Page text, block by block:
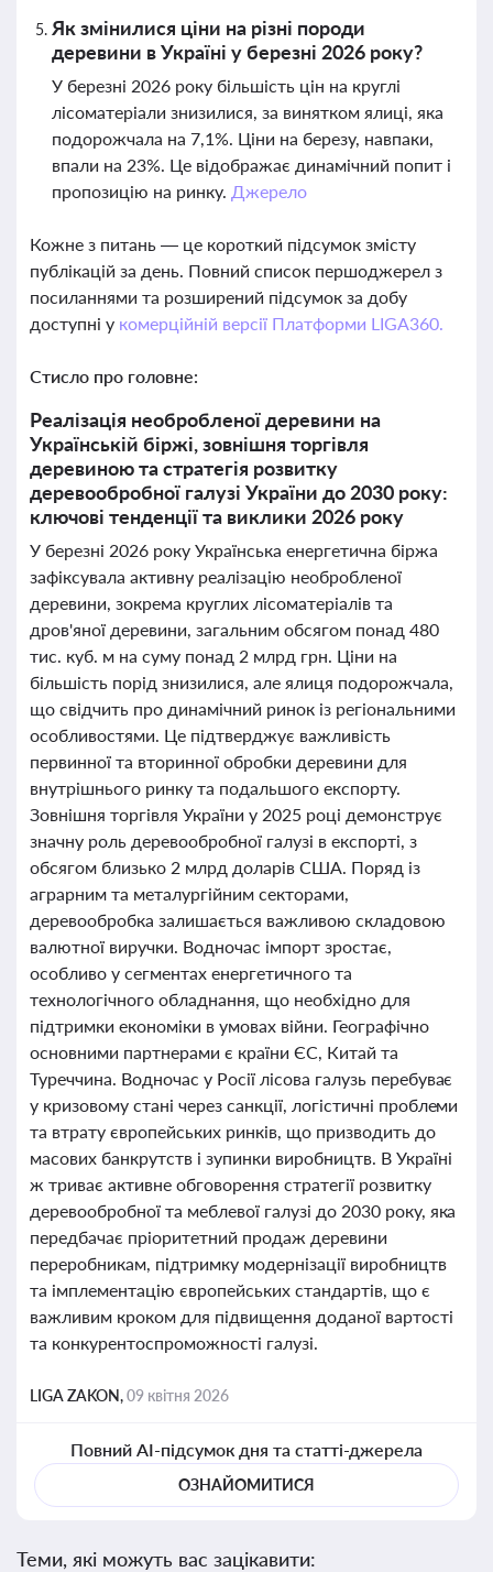
Як змінилися ціни на різні породи
деревини в Україні у березні 2026 року?
У березні 2026 року більшість цін на круглі
лісоматеріали знизилися, за винятком ялиці, яка
подорожчала на 7,1%. Ціни на березу, навпаки,
впали на 23%. Це відображає динамічний попит і
пропозицію на ринку. Джерело
Кожне з питань — це короткий підсумок змісту
публікацій за день. Повний список першоджерел з
посиланнями та розширений підсумок за добу
доступні у комерційній версії Платформи LIGA360.
Стисло про головне:
Реалізація необробленої деревини на
Українській біржі, зовнішня торгівля
деревиною та стратегія розвитку
деревообробної галузі України до 2030 року:
ключові тенденції та виклики 2026 року
У березні 2026 року Українська енергетична біржа
зафіксувала активну реалізацію необробленої
деревини, зокрема круглих лісоматеріалів та
дров'яної деревини, загальним обсягом понад 480
тис. куб. м на суму понад 2 млрд грн. Ціни на
більшість порід знизилися, але ялиця подорожчала,
що свідчить про динамічний ринок із регіональними
особливостями. Це підтверджує важливість
первинної та вторинної обробки деревини для
внутрішнього ринку та подальшого експорту.
Зовнішня торгівля України у 2025 році демонструє
значну роль деревообробної галузі в експорті, з
обсягом близько 2 млрд доларів США. Поряд із
аграрним та металургійним секторами,
деревообробка залишається важливою складовою
валютної виручки. Водночас імпорт зростає,
особливо у сегментах енергетичного та
технологічного обладнання, що необхідно для
підтримки економіки в умовах війни. Географічно
основними партнерами є країни ЄС, Китай та
Туреччина. Водночас у Росії лісова галузь перебуває
у кризовому стані через санкції, логістичні проблеми
та втрату європейських ринків, що призводить до
масових банкрутств і зупинки виробництв. В Україні
ж триває активне обговорення стратегії розвитку
деревообробної та меблевої галузі до 2030 року, яка
передбачає пріоритетний продаж деревини
переробникам, підтримку модернізації виробництв
та імплементацію європейських стандартів, що є
важливим кроком для підвищення доданої вартості
та конкурентоспроможності галузі.
LIGA ZAKON,09 квітня 2026
Повний AI-підсумок дня та статті-джерела
ОЗНАЙОМИТИСЯ
Теми, які можуть вас зацікавити: